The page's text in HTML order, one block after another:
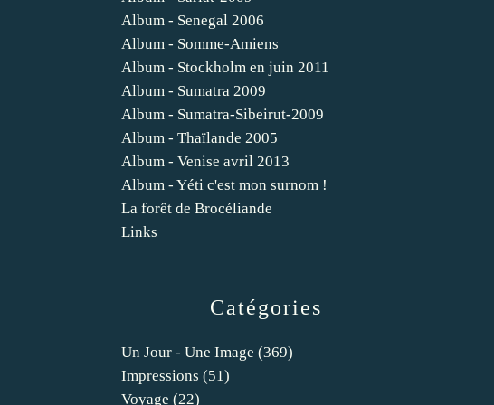
Catégories
Un Jour - Une Image (369)
Impressions (51)
Voyage (22)
Album - Senegal 2006
Album - Somme-Amiens
Album - Stockholm en juin 2011
Album - Sumatra 2009
Album - Sumatra-Sibeirut-2009
Album - Thaïlande 2005
Album - Venise avril 2013
Album - Yéti c'est mon surnom !
La forêt de Brocéliande
Links